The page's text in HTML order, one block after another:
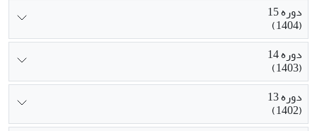
دوره 15
(1404)
دوره 14
(1403)
دوره 13
(1402)